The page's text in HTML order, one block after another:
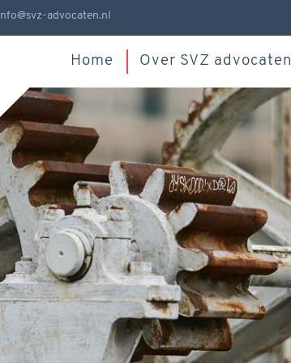
advocaten.nl
Home Over SVZ advocaten